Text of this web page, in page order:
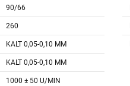
90/66
260
KALT 0,05-0,10 MM
KALT 0,05-0,10 MM
1000 ± 50 U/MIN